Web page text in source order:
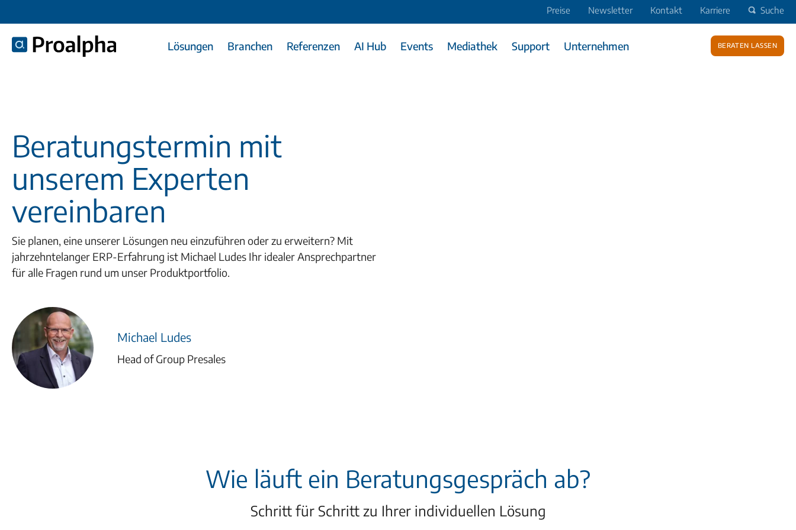
Preise Newsletter Kontakt Karriere Suche
Lösungen Branchen Referenzen AI Hub Events Mediathek Support Unternehmen Beraten lassen
Beratungstermin mit
unserem Experten
vereinbaren
Sie planen, eine unserer Lösungen neu einzuführen oder zu erweitern? Mit
jahrzehntelanger ERP-Erfahrung ist Michael Ludes Ihr idealer Ansprechpartner
für alle Fragen rund um unser Produktportfolio.
Michael Ludes
Head of Group Presales
Wie läuft ein Beratungsgespräch ab?
Schritt für Schritt zu Ihrer individuellen Lösung